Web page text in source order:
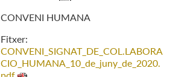
CONVENI HUMANA
Fitxer:
CONVENI_SIGNAT_DE_COL.LABORA
CIO_HUMANA_10_de_juny_de_2020.